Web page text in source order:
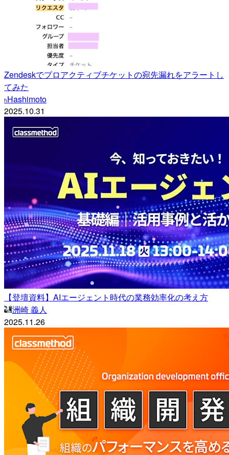
Zendeskでプロアクティブチケットの宛先漏れをアラートし
てみた
hHashimoto
2025.10.31
【登壇資料】AIエージェント時代の業務効率化の考え方
洲崎 義人
2025.11.26